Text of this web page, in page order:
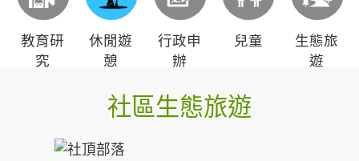
教育研
究
休閒遊
憩
行政申
辦
兒童
生態旅
遊
社區生態旅遊